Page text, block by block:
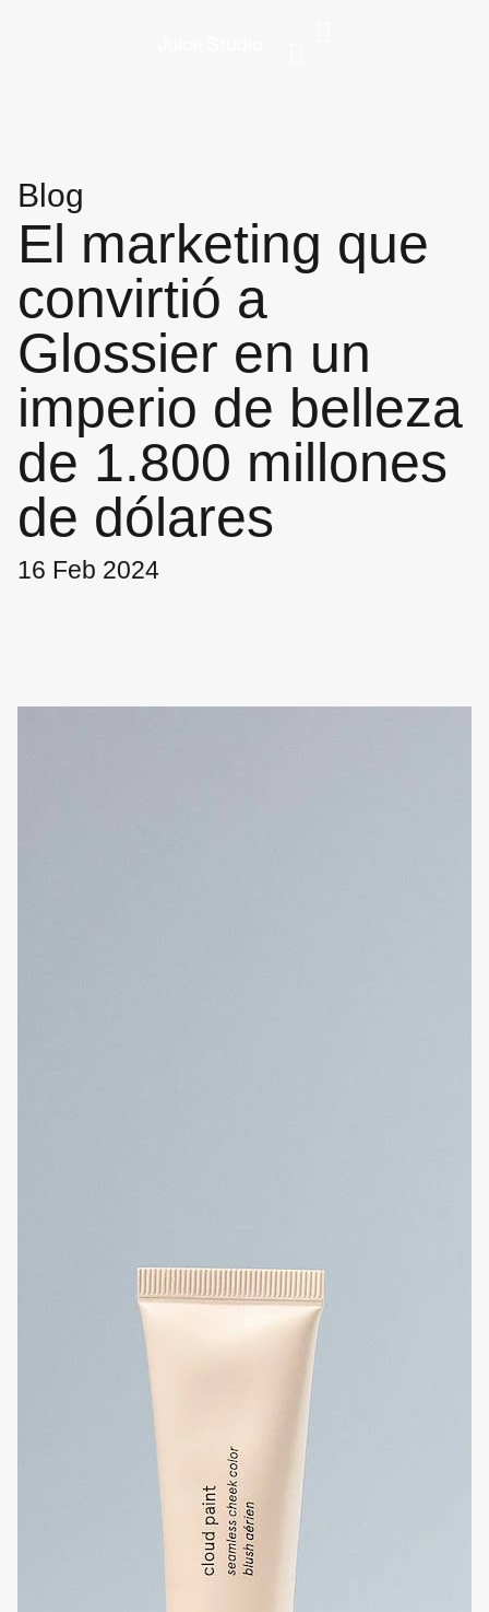
Blog
El marketing que
convirtió a
Glossier en un
imperio de belleza
de 1.800 millones
de dólares
16 Feb 2024